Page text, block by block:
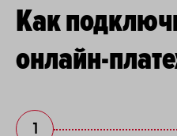
Как
онлайн-